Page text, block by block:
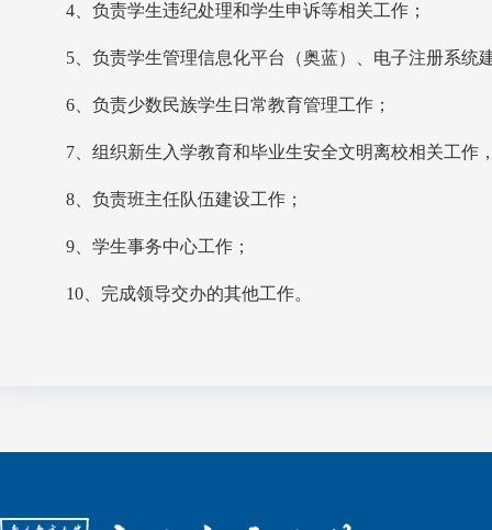
4 、负责学生违纪处理和学生申诉等相关工作；
5 、负责学生管理信息化平台（奥蓝）、电子注册系统
6 、负责少数民族学生日常教育管理工作；
7 、组织新生入学教育和毕业生安全文明离校相关工
8 、负责班主任队伍建设工作；
9 、学生事务中心工作；
10 、完成领导交办的其他工作。